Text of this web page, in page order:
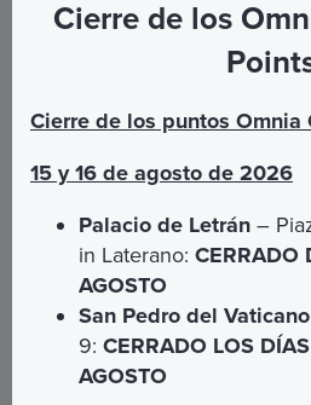
Cosa Include
spirituali dell'Opera
Ingressoai siti previsti
Dispositivo radio
Cierre de los
Cierre de los puntos Omnia
15 y 16 de agosto de 2026
Palacio de Letrán –
in Laterano:CERRADO
AGOSTO
San Pedro del Vaticano
9:CERRADO LOS
AGOSTO